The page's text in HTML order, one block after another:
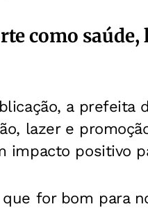
como
a prefeita
lazer e
impacto positivo
que for bom para